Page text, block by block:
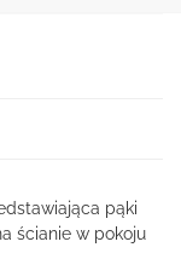
pąki
ścianie w pokoju